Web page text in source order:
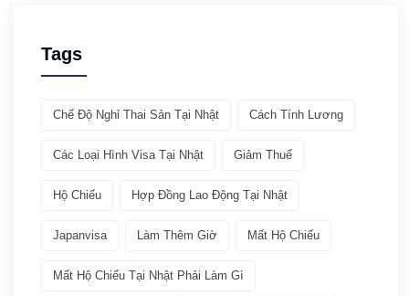
Văn hóa & Du lịch
Việc làm
Bảo hiểm(2)
Tags
Chế Độ Nghỉ Thai Sản Tại Nhật Cách Tính Lương
Các Loại Hình Visa Tại Nhật Giảm Thuế
Hộ Chiếu Hợp Đồng Lao Động Tại Nhật
Japanvisa Làm Thêm Giờ Mất Hộ Chiếu
Mất Hộ Chiếu Tại Nhật Phải Làm Gì